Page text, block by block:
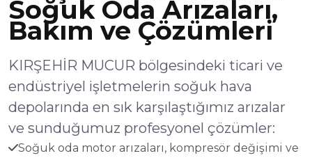
Soğuk Oda Arızaları,
Bakım ve Çözümleri
KIRŞEHİR MUCUR bölgesindeki ticari ve
endüstriyel işletmelerin soğuk hava
depolarında en sık karşılaştığımız arızalar
ve sunduğumuz profesyonel çözümler:
Soğuk oda motor arızaları, kompresör değişimi ve